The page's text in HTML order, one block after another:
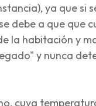
ya que si
debe a que que
la habitación y
y nunca
cuya